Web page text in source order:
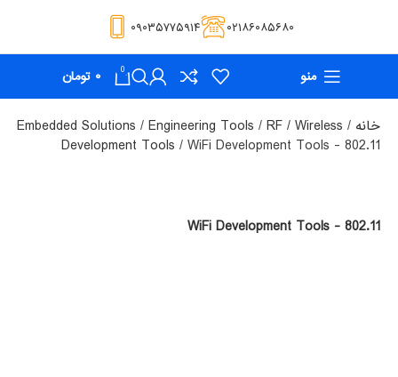
۰۲۱۸۶۰۸۵۶۸۰ ۰۹۰۳۵۷۷۵۹۱۴
منو 0 ۰ تومان
خانه Embedded Solutions Engineering Tools
RF / Wireless
Development Tools
WiFi Development Tools - 802.11
WiFi Development Tools - 802.11